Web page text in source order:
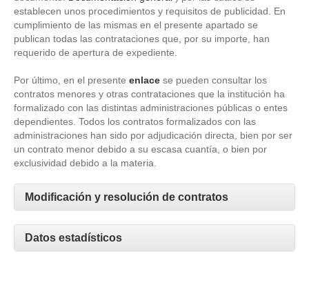
establecen unos procedimientos y requisitos de publicidad. En
cumplimiento de las mismas en el presente apartado se
publican todas las contrataciones que, por su importe, han
requerido de apertura de expediente.
Por último, en el presente enlace se pueden consultar los
contratos menores y otras contrataciones que la institución ha
formalizado con las distintas administraciones públicas o entes
dependientes. Todos los contratos formalizados con las
administraciones han sido por adjudicación directa, bien por ser
un contrato menor debido a su escasa cuantía, o bien por
exclusividad debido a la materia.
Modificación y resolución de contratos
Datos estadísticos